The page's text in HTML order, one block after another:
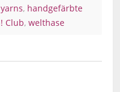
, handgefärbte
Club, welthase